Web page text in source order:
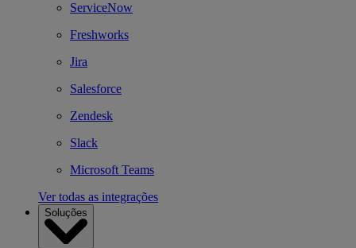
ServiceNow
Freshworks
Jira
Salesforce
Zendesk
Slack
Microsoft Teams
Ver todas as integrações
Soluções